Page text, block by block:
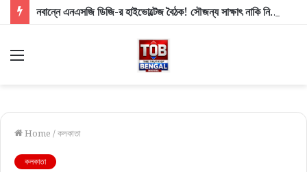
নবান্নে এনএসজি ডিজি-র হাইভোল্টেজ বৈঠক! সৌজন্য সাক্ষাৎ নাকি নিরাপত্তার বিশেষ বার্তা?
Menu
Home /কলকাতা
কলকাতা